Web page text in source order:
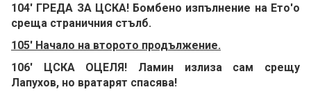
104' ГРЕДА ЗА ЦСКА! Бомбено изпълнение на Ето'о
среща страничния стълб.
105' Начало на второто продължение.
106' ЦСКА ОЦЕЛЯ! Ламин излиза сам срещу
Лапухов, но вратарят спасява!